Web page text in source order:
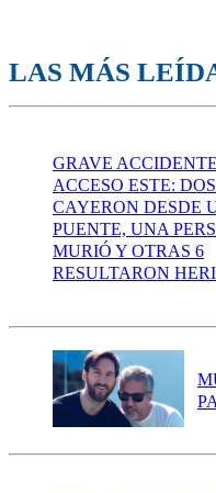
LAS MÁS
GRAVE
ACCESO ESTE:
CAYERON DESDE
PUENTE, UNA
MURIÓ Y OTRAS 6
RESULTARON